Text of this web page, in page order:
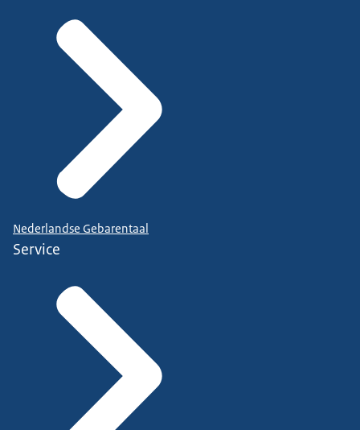
Nederlandse Gebarentaal
Service